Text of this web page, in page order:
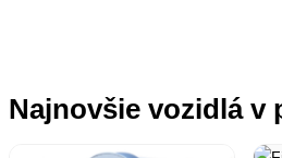
Najnovšie vozidlá v